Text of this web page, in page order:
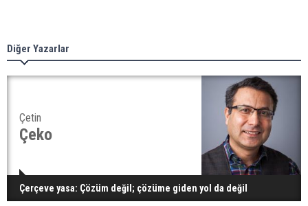
Diğer Yazarlar
Çetin
Çeko
Çerçeve yasa: Çözüm değil; çözüme giden yol da değil